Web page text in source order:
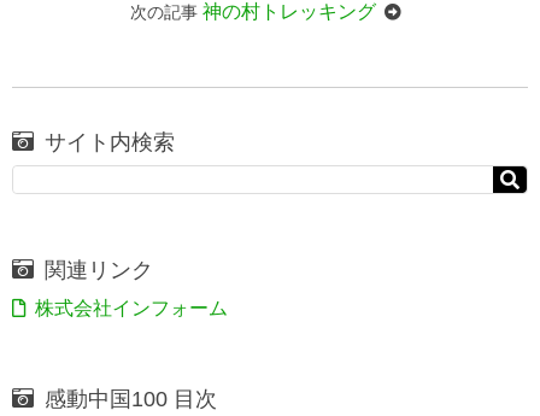
次の記事 神の村トレッキング
サイト内検索
関連リンク
株式会社インフォーム
感動中国100 目次